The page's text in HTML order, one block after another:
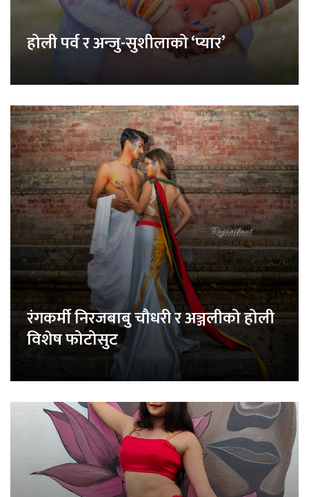
होली पर्व र अन्जु-सुशीलाको ‘प्यार’
रंगकर्मी निरजबाबु चौधरी र अञ्जलीको होली
विशेष फोटोसुट